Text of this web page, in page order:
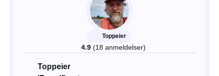
Toppeier
4.9 (18 anmeldelser)
Toppeier